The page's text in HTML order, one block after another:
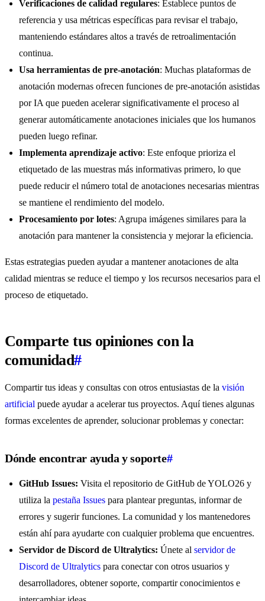
Verificaciones de calidad regulares: Establece puntos de
referencia y usa métricas específicas para revisar el trabajo,
manteniendo estándares altos a través de retroalimentación
continua.
Usa herramientas de pre-anotación: Muchas plataformas de
anotación modernas ofrecen funciones de pre-anotación asistidas
por IA que pueden acelerar significativamente el proceso al
generar automáticamente anotaciones iniciales que los humanos
pueden luego refinar.
Implementa aprendizaje activo: Este enfoque prioriza el
etiquetado de las muestras más informativas primero, lo que
puede reducir el número total de anotaciones necesarias mientras
se mantiene el rendimiento del modelo.
Procesamiento por lotes: Agrupa imágenes similares para la
anotación para mantener la consistencia y mejorar la eficiencia.
Estas estrategias pueden ayudar a mantener anotaciones de alta
calidad mientras se reduce el tiempo y los recursos necesarios para el
proceso de etiquetado.
Comparte tus opiniones con la
comunidad#
Compartir tus ideas y consultas con otros entusiastas de la visión
artificial puede ayudar a acelerar tus proyectos. Aquí tienes algunas
formas excelentes de aprender, solucionar problemas y conectar:
Dónde encontrar ayuda y soporte#
GitHub Issues: Visita el repositorio de GitHub de YOLO26 y
utiliza la pestaña Issues para plantear preguntas, informar de
errores y sugerir funciones. La comunidad y los mantenedores
están ahí para ayudarte con cualquier problema que encuentres.
Servidor de Discord de Ultralytics: Únete al servidor de
Discord de Ultralytics para conectar con otros usuarios y
desarrolladores, obtener soporte, compartir conocimientos e